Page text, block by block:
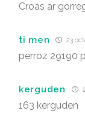
Croas ar
ti men 23
perroz 29190
kerguden
163 kerguden